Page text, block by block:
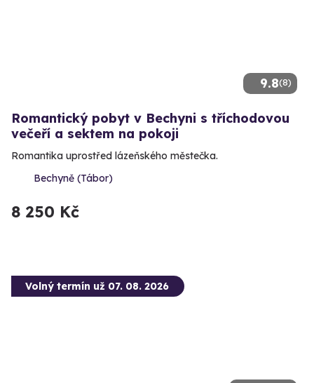
9.8(8)
Romantický pobyt v Bechyni s tříchodovou
večeří a sektem na pokoji
Romantika uprostřed lázeňského městečka.
Bechyně (Tábor)
8 250 Kč
Volný termín už 07. 08. 2026